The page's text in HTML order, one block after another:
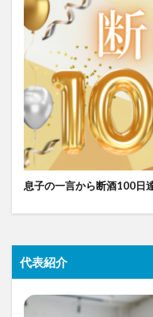
息子の一言から断酒100日
代表紹介